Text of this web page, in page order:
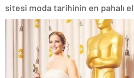
sitesi moda tarihinin en pahalı